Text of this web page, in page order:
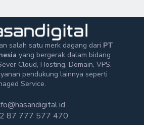
salah satu merk dagang dari PT
yang bergerak dalam bidang
Cloud, Hosting, Domain, VPS,
pendukung lainnya seperti
Service.
87 777 577 470